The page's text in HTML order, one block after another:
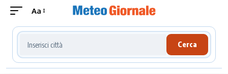
Aa
Cerca località meteo
Cerca